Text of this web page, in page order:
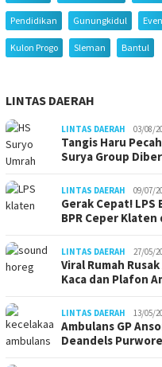
Pendidikan Gunungkidul
Kulon Progo Sleman Bantul
LINTAS DAERAH
LINTAS DAERAH 03/08/
Tangis Haru
Surya Group
LINTAS DAERAH 09/07/
Gerak Cepat! LPS
BPR Ceper Klaten
LINTAS DAERAH 27/05/
Viral Rumah
Kaca dan Plafon
LINTAS DAERAH 13/05/
Ambulans GP
Deandels